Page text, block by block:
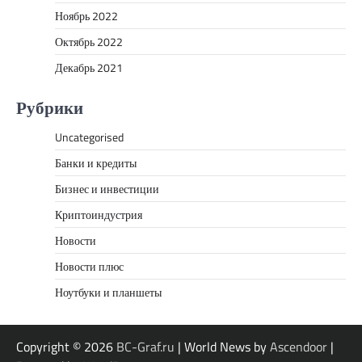
Ноябрь 2022
Октябрь 2022
Декабрь 2021
Рубрики
Uncategorised
Банки и кредиты
Бизнес и инвестиции
Криптоиндустрия
Новости
Новости плюс
Ноутбуки и планшеты
Copyright © 2026 BC-Graf.ru | World News byAscendoor |